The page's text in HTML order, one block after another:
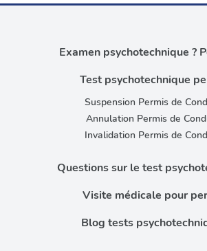
Examen psychotechnique ?
Test psychotechnique
Suspension Permis de
Annulation Permis de
Invalidation Permis de
Questions sur le test
Visite médicale pour
Blog tests